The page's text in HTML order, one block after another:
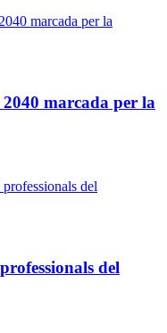
marcada per la
del